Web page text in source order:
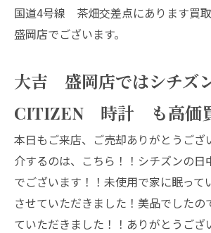
国道4号線 茶畑交差点にあります買
盛岡店でございます。
大吉 盛岡店ではシチズ
CITIZEN 時計 も高価
本日もご来店、ご売却ありがとうござ
介するのは、こちら！！シチズンの日
でございます！！未使用で家に眠って
させていただきました！美品でしたの
ていただきました！！ありがとうござ